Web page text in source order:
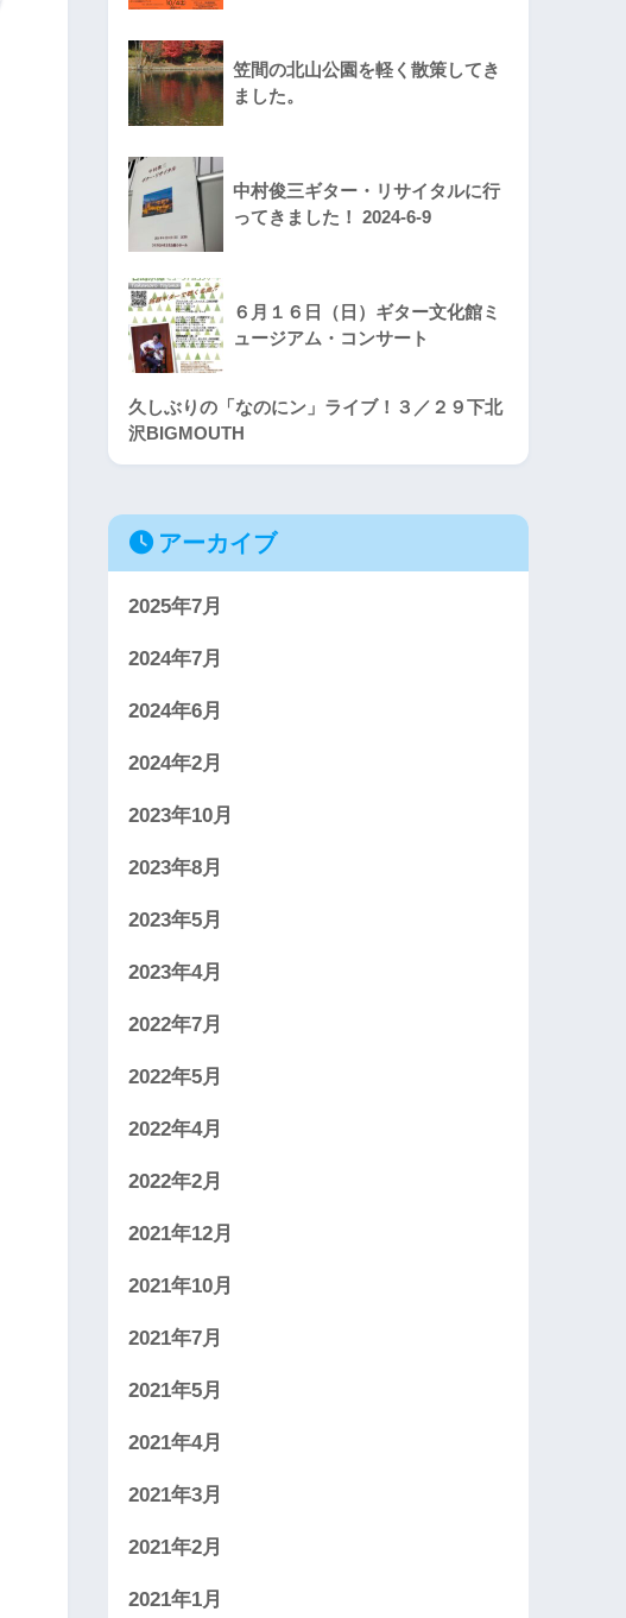
笠間の北山公園を軽く散策してき
ました。
中村俊三ギター・リサイタルに行
ってきました！ 2024-6-9
６月１６日（日）ギター文化館ミ
ュージアム・コンサート
久しぶりの「なのにン」ライブ！３／２９下北
沢BIGMOUTH
アーカイブ
2025年7月
2024年7月
2024年6月
2024年2月
2023年10月
2023年8月
2023年5月
2023年4月
2022年7月
2022年5月
2022年4月
2022年2月
2021年12月
2021年10月
2021年7月
2021年5月
2021年4月
2021年3月
2021年2月
2021年1月